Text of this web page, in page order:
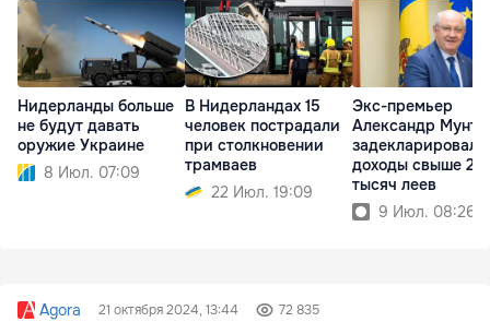
Нидерланды больше
не будут давать
оружие Украине
8 Июл. 07:09
В Нидерландах 15
человек пострадали
при столкновении
трамваев
22 Июл. 19:09
Экс-премьер
Александр
задекларировал
доходы свыше 216
тысяч леев
9 Июл. 08:26
Agora 21 октября 2024, 13:44 72 835